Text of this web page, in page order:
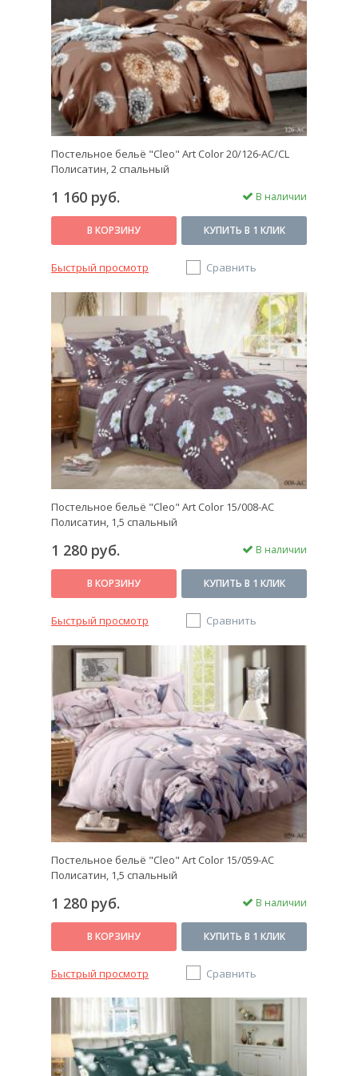
дедушек, и для последующих поколений.
Насыщенный цветочный узор успокаивает перед
Не переживайте насчет того, что после стирки узор
смажется или исчезнет совсем. Экспериментально
проверено, что наши рисунки выдерживают от 200
и более стирок без ущерба для изображения.
Выбирайте спальное белье так, чтобы оно
нравилось вашему глазу и телу. Тогда ваш сон
станет еще крепче и слаще.
Постельное бельё "Cleo" Art Color 20/126-AC/CL
Полисатин, 2 спальный
1 160 руб. В наличии
В КОРЗИНУ КУПИТЬ В 1 КЛИК
Быстрый просмотр Сравнить
Постельное бельё "Cleo" Art Color 15/008-AC
Полисатин, 1,5 спальный
1 280 руб. В наличии
В КОРЗИНУ КУПИТЬ В 1 КЛИК
Быстрый просмотр Сравнить
Постельное бельё "Cleo" Art Color 15/059-AC
Полисатин, 1,5 спальный
1 280 руб. В наличии
В КОРЗИНУ КУПИТЬ В 1 КЛИК
Быстрый просмотр Сравнить